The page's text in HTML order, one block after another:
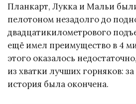
Планкарт, Лукка и Мальи
пелотоном незадолго до
двадцатикилометрового
ещё имел преимущество в 4
этого оказалось
из хватки лучших горняков:
история была окончена.